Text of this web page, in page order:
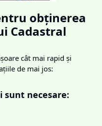
obținerea
Cadastral
cât mai rapid și
de mai jos:
necesare: